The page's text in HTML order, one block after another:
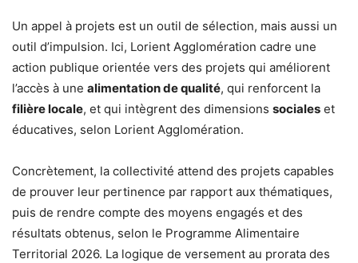
Un appel à projets est un outil de sélection, mais aussi un
outil d’impulsion. Ici, Lorient Agglomération cadre une
action publique orientée vers des projets qui améliorent
l’accès à une alimentation de qualité, qui renforcent la
filière locale, et qui intègrent des dimensions sociales et
éducatives, selon Lorient Agglomération.
Concrètement, la collectivité attend des projets capables
de prouver leur pertinence par rapport aux thématiques,
puis de rendre compte des moyens engagés et des
résultats obtenus, selon le Programme Alimentaire
Territorial 2026. La logique de versement au prorata des